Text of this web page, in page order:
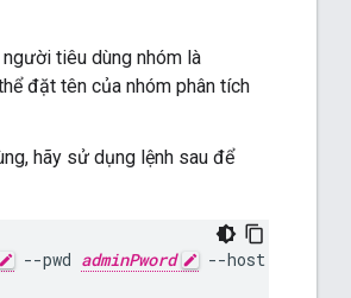
tiêu dùng nhóm là
đặt tên của nhóm phân tích
hãy sử dụng lệnh sau để
--pwd adminPword --host localhost